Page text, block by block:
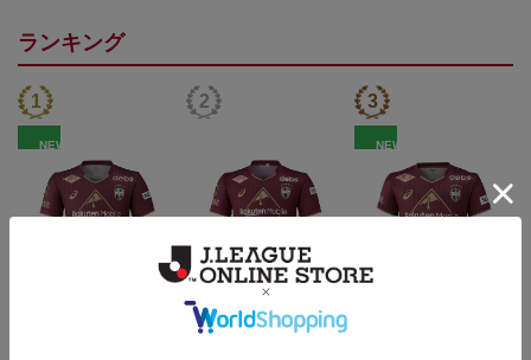
ランキング
NEW
26/27_【オーセン】ユニ
NEW